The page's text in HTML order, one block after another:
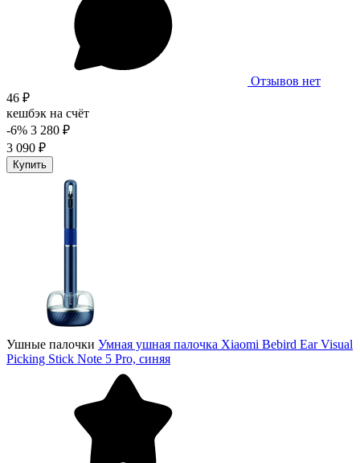
Отзывов нет
46 ₽
кешбэк на счёт
-6% 3 280 ₽
3 090 ₽
Купить
Ушные палочки Умная ушная палочка Xiaomi Bebird Ear Visual
Picking Stick Note 5 Pro, синяя